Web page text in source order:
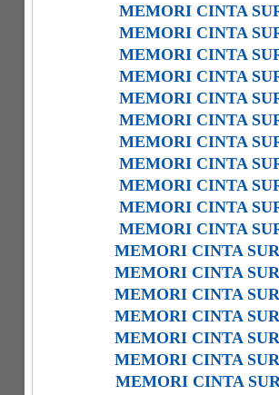
MEMORI CINTA
MEMORI CINTA
MEMORI CINTA
MEMORI CINTA
MEMORI CINTA
MEMORI CINTA
MEMORI CINTA
MEMORI CINTA
MEMORI CINTA
MEMORI CINTA
MEMORI CINTA
MEMORI CINTA
MEMORI CINTA
MEMORI CINTA
MEMORI CINTA
MEMORI CINTA
MEMORI CINTA
MEMORI CINTA